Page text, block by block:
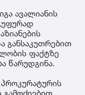
ავალიანის
განსაკუთრებით
ფაქტზე
წარუდგინა.
პროკურატურის